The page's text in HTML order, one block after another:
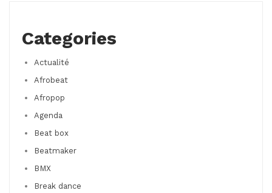
Categories
Actualité
Afrobeat
Afropop
Agenda
Beat box
Beatmaker
BMX
Break dance